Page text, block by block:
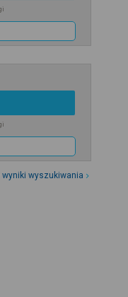
wyszukiwania